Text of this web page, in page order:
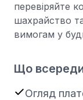
перевіряйте
шахрайство
вимогам у
Що
Огляд